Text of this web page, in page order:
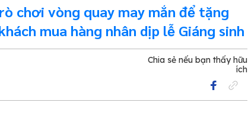
chơi vòng quay may mắn để tặng
mua hàng nhân dịp lễ Giáng sinh
Chia sẻ nếu bạn thấy hữu
ích